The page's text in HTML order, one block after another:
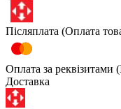
Післяплата (Оплата
Оплата за реквізитами
Доставка